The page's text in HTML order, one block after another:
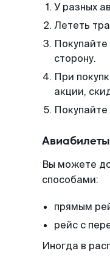
У разных
Лететь
сторону.
При
акции,
Вы можете
способами:
прямым
рейс с
Иногда в